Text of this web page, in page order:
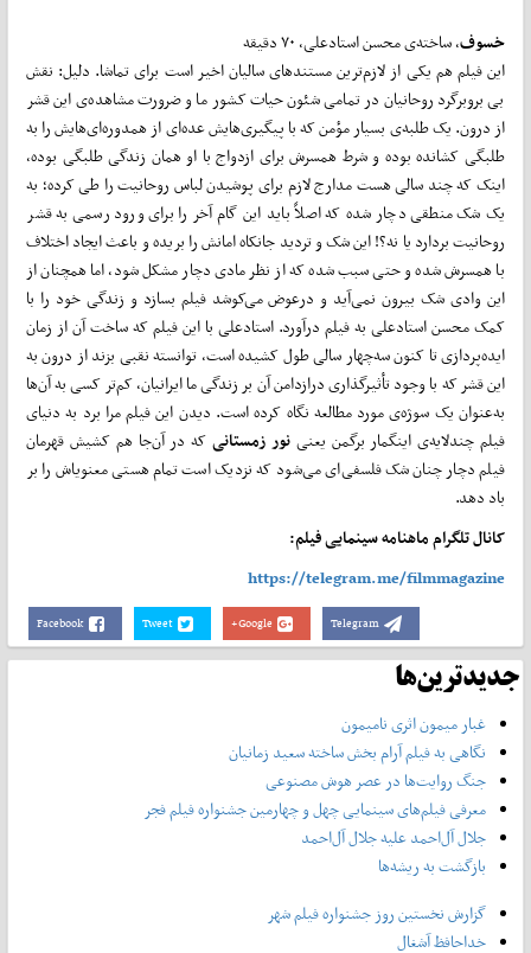
خسوف، ساخته‌ی محسن استادعلی، ۷۰ دقیقه
این فیلم هم یکی از لازم­­‌ترین مستندهای سالیان اخیر است برای تماشا. دلیل: نقش
بی­ بروبرگرد روحانیان در تمامی شئون حیات کشور ما و ضرورت مشاهده‌ی این قشر
از درون. یک طلبه‌ی بسیار مؤمن که با پیگیری‌هایش عده‌­­ای از هم­­دوره­‌ای‌هایش را به
طلبگی کشانده بوده و شرط همسرش برای ازدواج با او همان زندگی طلبگی بوده،
اینک که چند سالی هست مدارج لازم برای پوشیدن لباس روحانیت را طی کرده؛ به
یک شک منطقی دچار شده که اصلاً باید این گام آخر را برای ورود رسمی به قشر
روحانیت بردارد یا نه؟! این شک و تردید جان­­کاه امان­ش را بریده و باعث ایجاد اختلاف
با همسرش شده و حتی سبب شده که از نظر مادی دچار مشکل شود، اما هم­­چنان از
این وادی شک بیرون نمی‌­آید و درعوض می­‌کوشد فیلم بسازد و زندگی خود را با
کمک محسن استادعلی به فیلم درآورد. استادعلی با این فیلم که ساخت آن از زمان
ایده­‌پردازی تا کنون سه‌چهار سالی طول کشیده است، توانسته نقبی بزند از درون به
این قشر که با وجود تأثیرگذاری درازدامن آن بر زندگی ما ایرانیان، کم‌­­تر کسی به آن‌ها
به­­‌عنوان یک سوژه‌ی مورد مطالعه نگاه کرده است. دیدن این فیلم مرا برد به دنیای
فیلم چندلایه‌ی اینگمار برگمن یعنی نور زمستانیکه در آن­­‌جا هم کشیش قهرمان
فیلم دچار چنان شک فلسفی­­‌ای می‌­­شود که نزدیک است تمام هستی معنوی­­اش را بر
باد دهد.
کانال تلگرام ماهنامه سینمایی فیلم:
https://telegram.me/filmmagazine
Facebook Tweet Google+ Telegram
جدیدترین‌ها
غبار میمون اثری نامیمون
نگاهی به فیلم آرام بخش ساخته سعید زمانیان
جنگ روایت‌ها در عصر هوش مصنوعی
معرفی فیلم‌های سینمایی چهل‌ و چهارمین جشنواره فیلم فجر
جلال آل‌احمد علیه جلال آل‌‌احمد
بازگشت به ریشه‌ها
گزارش نخستین روز جشنواره فیلم شهر
خداحافظ آشغال